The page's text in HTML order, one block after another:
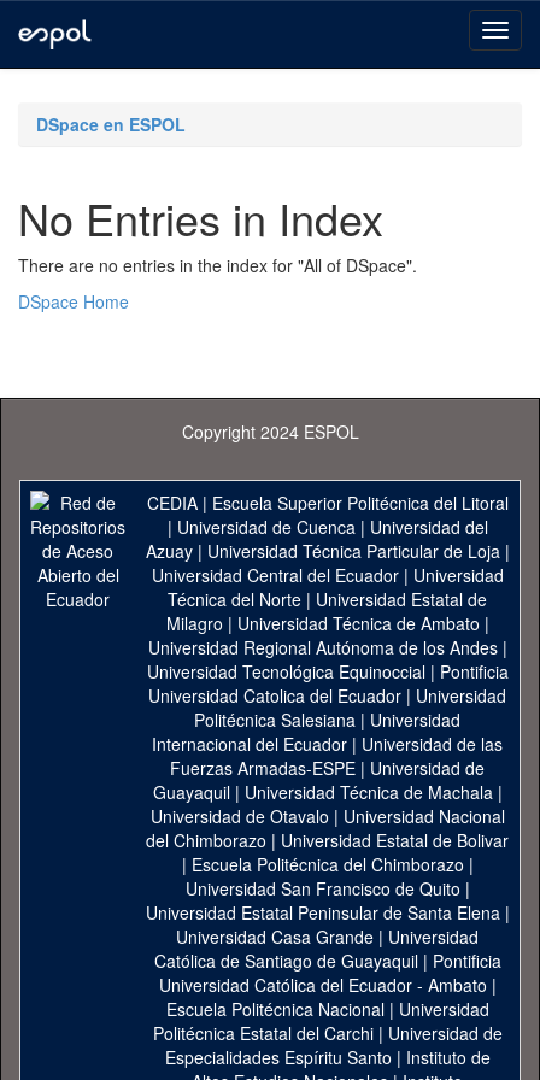
navigationDSpace en ESPOL
No Entries in Index
There are no entries in the index for "All of DSpace".
DSpace Home
Copyright 2024 ESPOL
CEDIA| Escuela Superior Politécnica del Litoral
| Universidad de Cuenca| Universidad del
Azuay| Universidad Técnica Particular de Loja|
Universidad Central del Ecuador| Universidad
Técnica del Norte | Universidad Estatal de
Milagro | Universidad Técnica de Ambato |
Universidad Regional Autónoma de los Andes|
Universidad Tecnológica Equinoccial| Pontificia
Universidad Catolica del Ecuador | Universidad
Politécnica Salesiana | Universidad
Internacional del Ecuador | Universidad de las
Fuerzas Armadas-ESPE | Universidad de
Guayaquil| Universidad Técnica de Machala|
Universidad de Otavalo | Universidad Nacional
del Chimborazo | Universidad Estatal de Bolivar
| Escuela Politécnica del Chimborazo |
Universidad San Francisco de Quito |
Universidad Estatal Peninsular de Santa Elena|
Universidad Casa Grande | Universidad
Católica de Santiago de Guayaquil| Pontificia
Universidad Católica del Ecuador - Ambato |
Escuela Politécnica Nacional| Universidad
Politécnica Estatal del Carchi| Universidad de
Especialidades Espíritu Santo | Instituto de